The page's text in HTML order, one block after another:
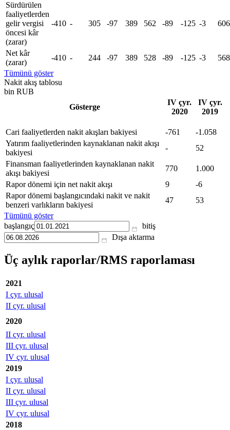
Sürdürülen
faaliyetlerden
gelir vergisi
öncesi kâr
(zarar)
-410 - 305 -97 389 562 -89 -125 -3 606
Net kâr
(zarar)
-410 - 244 -97 389 528 -89 -125 -3
568
Tümünü göster
Nakit akış tablosu
bin RUB
Gösterge
IV çyr.
2020
IV çyr.
2019
Cari faaliyetlerden nakit akışları bakiyesi -761
-1.058
Yatırım faaliyetlerinden kaynaklanan nakit akışı
bakiyesi
-
52
Finansman faaliyetlerinden kaynaklanan nakit
akışı bakiyesi
770
1.000
Rapor dönemi için net nakit akışı
9
-6
Rapor dönemi başlangıcındaki nakit ve nakit
benzeri varlıkların bakiyesi
47
53
Tümünü göster
başlangıç
bitiş
Dışa aktarma
Üç aylık raporlar/RMS raporlaması
2021
I çyr. ulusal
II çyr. ulusal
2020
II çyr. ulusal
III çyr. ulusal
IV çyr. ulusal
2019
I çyr. ulusal
II çyr. ulusal
III çyr. ulusal
IV çyr. ulusal
2018